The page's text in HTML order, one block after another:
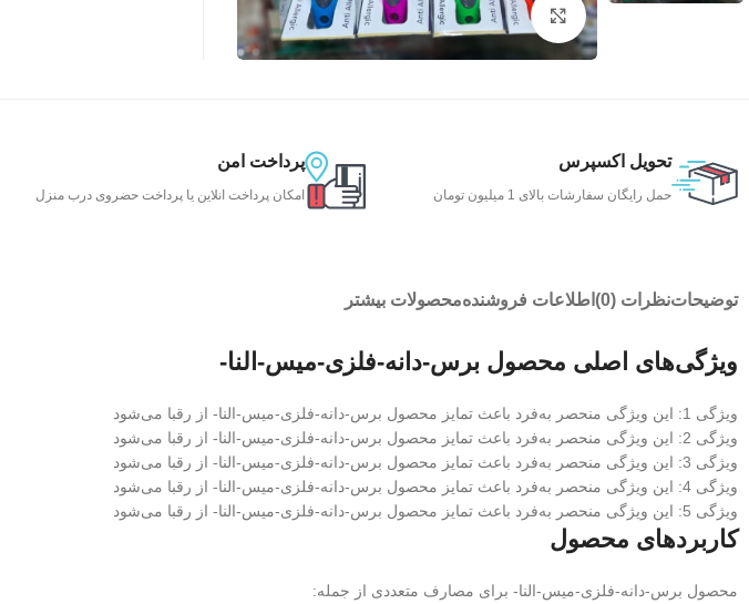
بزرگنمایی تصویر
تحویل اکسپرس
حمل رایگان سفارشات بالای 1 میلیون تومان
پرداخت امن
امکان پرداخت انلاین یا پرداخت حضروی درب منزل
توضیحاتنظرات (0) اطلاعات فروشندهمحصولات بیشتر
ویژگی‌های اصلی محصول برس-دانه-فلزی-میس-النا-
ویژگی 1: این ویژگی منحصر به‌فرد باعث تمایز محصول برس-دانه-فلزی-میس-النا- از رقبا می‌شود
ویژگی 2: این ویژگی منحصر به‌فرد باعث تمایز محصول برس-دانه-فلزی-میس-النا- از رقبا می‌شود
ویژگی 3: این ویژگی منحصر به‌فرد باعث تمایز محصول برس-دانه-فلزی-میس-النا- از رقبا می‌شود
ویژگی 4: این ویژگی منحصر به‌فرد باعث تمایز محصول برس-دانه-فلزی-میس-النا- از رقبا می‌شود
ویژگی 5: این ویژگی منحصر به‌فرد باعث تمایز محصول برس-دانه-فلزی-میس-النا- از رقبا می‌شود
کاربردهای محصول
محصول برس-دانه-فلزی-میس-النا- برای مصارف متعددی از جمله: